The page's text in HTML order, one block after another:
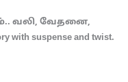
வலி, வேதனை,
with suspense and twist.